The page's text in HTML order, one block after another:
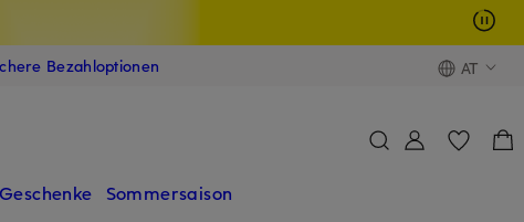
Bezahloptionen AT
Geschenke Sommersaison